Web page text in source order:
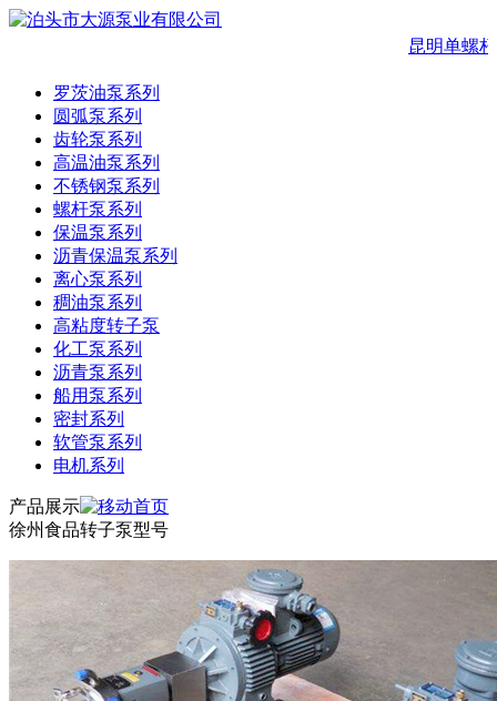
昆明单螺
罗茨油泵系列
圆弧泵系列
齿轮泵系列
高温油泵系列
不锈钢泵系列
螺杆泵系列
保温泵系列
沥青保温泵系列
离心泵系列
稠油泵系列
高粘度转子泵
化工泵系列
沥青泵系列
船用泵系列
密封系列
软管泵系列
电机系列
产品展示
徐州食品转子泵型号